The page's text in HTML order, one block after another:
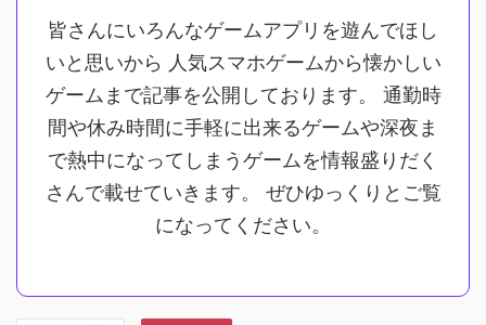
皆さんにいろんなゲームアプリを遊んでほし
いと思いから 人気スマホゲームから懐かしい
ゲームまで記事を公開しております。 通勤時
間や休み時間に手軽に出来るゲームや深夜ま
で熱中になってしまうゲームを情報盛りだく
さんで載せていきます。 ぜひゆっくりとご覧
になってください。